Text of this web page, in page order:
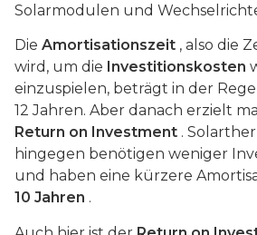
Solarmodulen und
Die Amortisationszeit , also die
wird, um die Investitionskosten
einzuspielen, beträgt in der
12 Jahren. Aber danach erzielt
Return on Investment .
hingegen benötigen weniger
und haben eine kürzere
10 Jahren .